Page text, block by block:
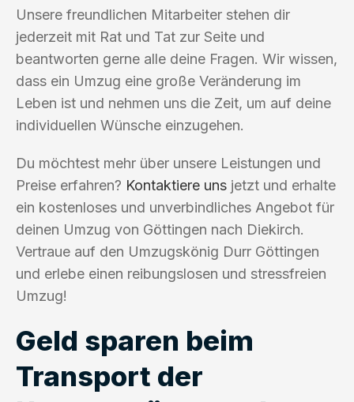
Unsere freundlichen Mitarbeiter stehen dir
jederzeit mit Rat und Tat zur Seite und
beantworten gerne alle deine Fragen. Wir wissen,
dass ein Umzug eine große Veränderung im
Leben ist und nehmen uns die Zeit, um auf deine
individuellen Wünsche einzugehen.
Du möchtest mehr über unsere Leistungen und
Preise erfahren? Kontaktiere uns jetzt und erhalte
ein kostenloses und unverbindliches Angebot für
deinen Umzug von Göttingen nach Diekirch.
Vertraue auf den Umzugskönig Durr Göttingen
und erlebe einen reibungslosen und stressfreien
Umzug!
Geld sparen beim
Transport der